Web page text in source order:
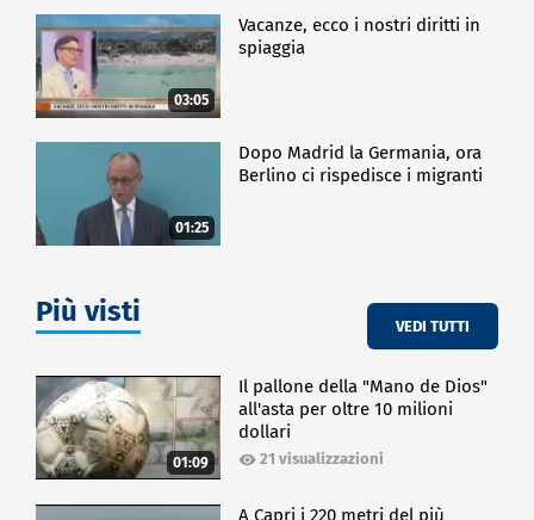
03:05
Vacanze, ecco i nostri diritti in
spiaggia
01:25
Dopo Madrid la Germania, ora
Berlino ci rispedisce i migranti
Più visti VEDI TUTTI
01:09
Il pallone della "Mano de Dios"
all'asta per oltre 10 milioni
dollari
21 visualizzazioni
A Capri i 220 metri del più